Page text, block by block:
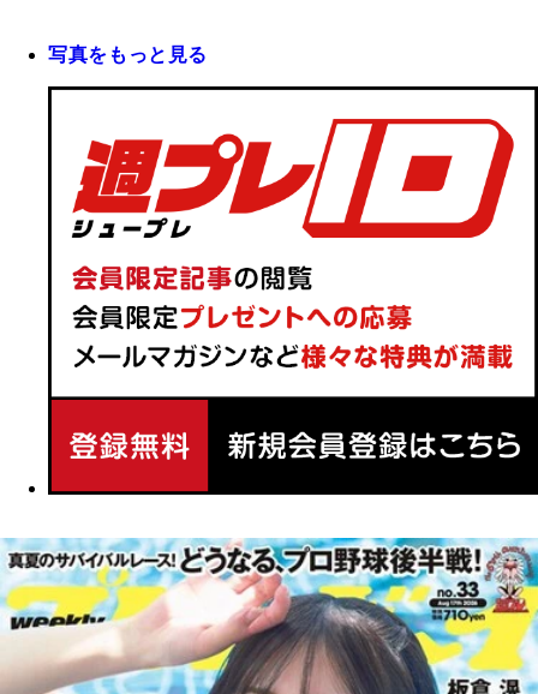
写真をもっと見る